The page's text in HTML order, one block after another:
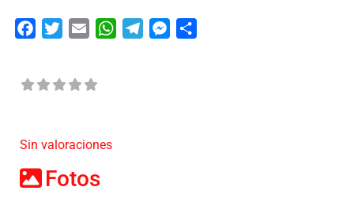
FacebookTwitterEmail WhatsAppTelegramMessenger
Sin valoraciones
Fotos